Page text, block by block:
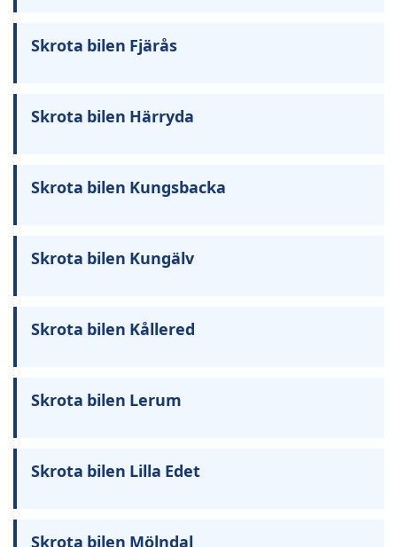
Skrota bilen Fjärås
Skrota bilen Härryda
Skrota bilen Kungsbacka
Skrota bilen Kungälv
Skrota bilen Kållered
Skrota bilen Lerum
Skrota bilen Lilla Edet
Skrota bilen Mölndal